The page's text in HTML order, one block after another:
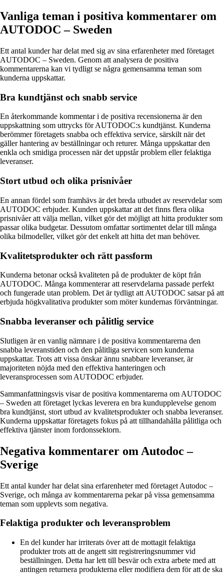
Vanliga teman i positiva kommentarer om
AUTODOC – Sweden
Ett antal kunder har delat med sig av sina erfarenheter med företaget
AUTODOC – Sweden. Genom att analysera de positiva
kommentarerna kan vi tydligt se några gemensamma teman som
kunderna uppskattar.
Bra kundtjänst och snabb service
En återkommande kommentar i de positiva recensionerna är den
uppskattning som uttrycks för AUTODOC:s kundtjänst. Kunderna
berömmer företagets snabba och effektiva service, särskilt när det
gäller hantering av beställningar och returer. Många uppskattar den
enkla och smidiga processen när det uppstår problem eller felaktiga
leveranser.
Stort utbud och olika prisnivåer
En annan fördel som framhävs är det breda utbudet av reservdelar som
AUTODOC erbjuder. Kunden uppskattar att det finns flera olika
prisnivåer att välja mellan, vilket gör det möjligt att hitta produkter som
passar olika budgetar. Dessutom omfattar sortimentet delar till många
olika bilmodeller, vilket gör det enkelt att hitta det man behöver.
Kvalitetsprodukter och rätt passform
Kunderna betonar också kvaliteten på de produkter de köpt från
AUTODOC. Många kommenterar att reservdelarna passade perfekt
och fungerade utan problem. Det är tydligt att AUTODOC satsar på att
erbjuda högkvalitativa produkter som möter kundernas förväntningar.
Snabba leveranser och pålitlig service
Slutligen är en vanlig nämnare i de positiva kommentarerna den
snabba leveranstiden och den pålitliga servicen som kunderna
uppskattar. Trots att vissa önskar ännu snabbare leveranser, är
majoriteten nöjda med den effektiva hanteringen och
leveransprocessen som AUTODOC erbjuder.
Sammanfattningsvis visar de positiva kommentarerna om AUTODOC
– Sweden att företaget lyckas leverera en bra kundupplevelse genom
bra kundtjänst, stort utbud av kvalitetsprodukter och snabba leveranser.
Kunderna uppskattar företagets fokus på att tillhandahålla pålitliga och
effektiva tjänster inom fordonssektorn.
Negativa kommentarer om Autodoc –
Sverige
Ett antal kunder har delat sina erfarenheter med företaget Autodoc –
Sverige, och många av kommentarerna pekar på vissa gemensamma
teman som upplevts som negativa.
Felaktiga produkter och leveransproblem
En del kunder har irriterats över att de mottagit felaktiga
produkter trots att de angett sitt registreringsnummer vid
beställningen. Detta har lett till besvär och extra arbete med att
antingen returnera produkterna eller modifiera dem för att de ska